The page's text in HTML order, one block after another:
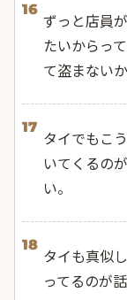
16
ずっと店員
たいからっ
て盗まない
17
タイでもこ
いてくるの
い。
18
タイも真似
ってるのが